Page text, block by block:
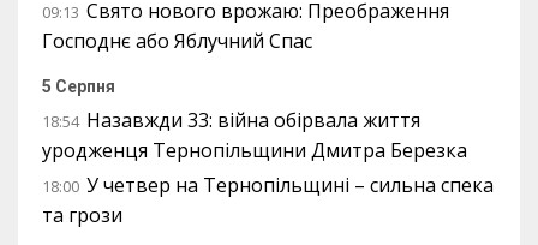
09:13 Свято нового врожаю: Преображення
Господнє або Яблучний Спас
5 Серпня
18:54 Назавжди 33: війна обірвала життя
уродженця Тернопільщини Дмитра Березка
18:00 У четвер на Тернопільщині – сильна спека
та грози